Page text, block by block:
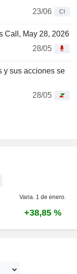
23/06
CI
Call, May 28, 2026
28/05
y sus acciones se
28/05
Varia. 1 de enero.
+38,85 %